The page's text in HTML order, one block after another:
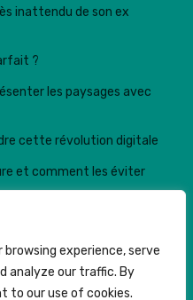
browsing experience, serve
analyze our traffic. By
to our use of cookies.
inattendu de son ex
?
les paysages avec
cette révolution digitale
et comment les éviter
© . Made with